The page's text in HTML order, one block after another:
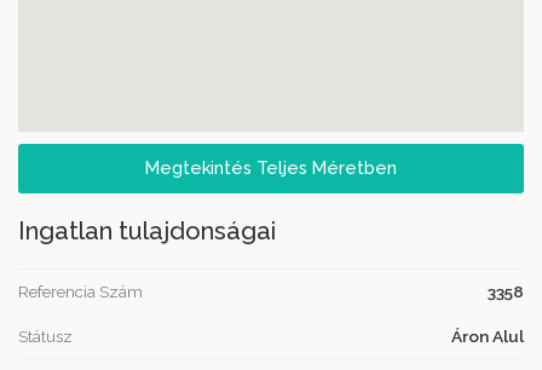
Megtekintés Teljes Méretben
Ingatlan tulajdonságai
Referencia Szám 3358
Státusz Áron Alul